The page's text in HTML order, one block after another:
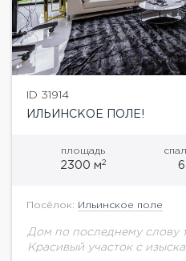
ID 31914
ИЛЬИНСКОЕ ПОЛЕ!
площадь
2300 м2 6
Посёлок: Ильинское поле
Дом по последнему слову
Красивый участок с